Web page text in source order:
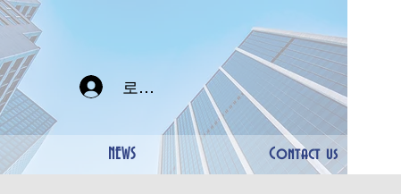
로그인
NEWS Contact us